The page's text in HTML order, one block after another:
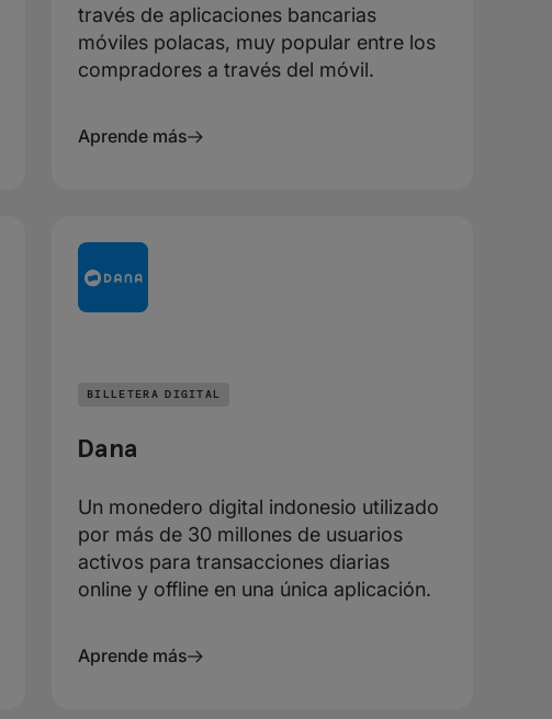
través de aplicaciones bancarias
móviles polacas, muy popular entre los
compradores a través del móvil.
Aprende más
BILLETERA DIGITAL
Dana
Un monedero digital indonesio utilizado
por más de 30 millones de usuarios
activos para transacciones diarias
online y offline en una única aplicación.
Aprende más